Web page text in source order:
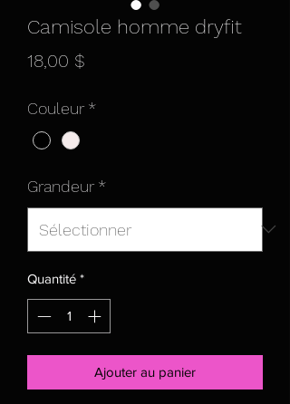
Camisole homme dryfit
18,00 $
Couleur *
Grandeur *
Quantité *
Ajouter au panier